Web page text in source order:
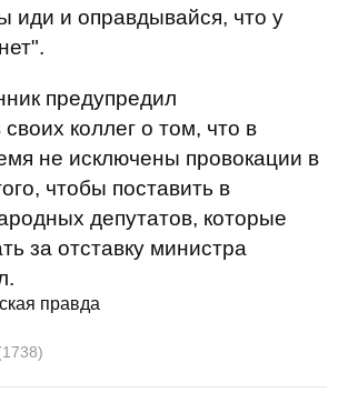
иди и оправдывайся, что у
предупредил
коллег о том, что в
не исключены провокации в
чтобы поставить в
депутатов, которые
за отставку министра
правда